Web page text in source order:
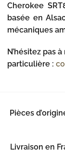
Cherokee
basée en
mécaniques
N’hésitez pas
particulière :
Pièces
Livraison en